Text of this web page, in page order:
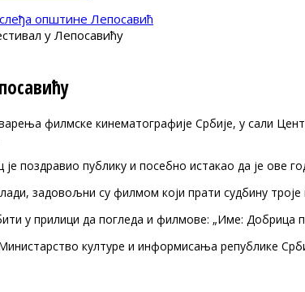
у Лепосавићу
филмске кинематографије Србије, у сали
поздравио публику и посебно истакао да је ове
задовољни су филмом који прати судбину
у прилици да погледа и филмове: „Име: Добрица
културе и информисања републике